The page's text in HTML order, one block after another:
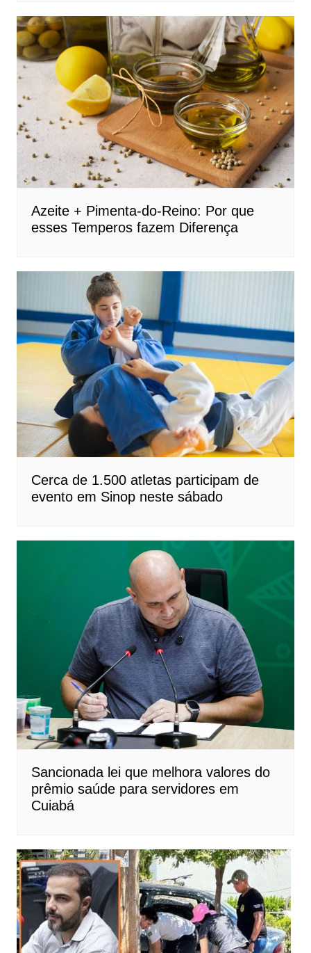
Azeite + Pimenta-do-Reino: Por que
esses Temperos fazem Diferença
Cerca de 1.500 atletas participam de
evento em Sinop neste sábado
Sancionada lei que melhora valores do
prêmio saúde para servidores em
Cuiabá